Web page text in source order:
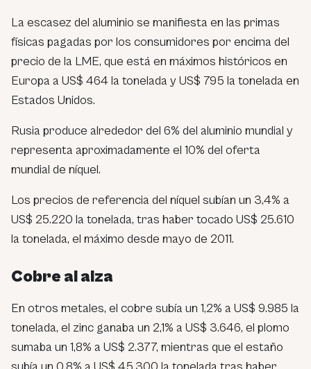
La escasez del aluminio se manifiesta en las primas
físicas pagadas por los consumidores por encima del
precio de la LME, que está en máximos históricos en
Europa a US$ 464 la tonelada y US$ 795 la tonelada en
Estados Unidos.
Rusia produce alrededor del 6% del aluminio mundial y
representa aproximadamente el 10% del oferta
mundial de níquel.
Los precios de referencia del níquel subían un 3,4% a
US$ 25.220 la tonelada, tras haber tocado US$ 25.610
la tonelada, el máximo desde mayo de 2011.
Cobre al alza
En otros metales, el cobre subía un 1,2% a US$ 9.985 la
tonelada, el zinc ganaba un 2,1% a US$ 3.646, el plomo
sumaba un 1,8% a US$ 2.377, mientras que el estaño